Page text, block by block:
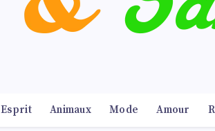
Esprit Animaux Mode Amour